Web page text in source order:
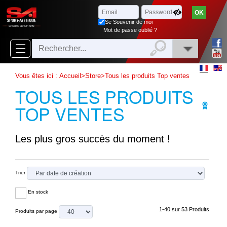
Parcourir
Nouveautés
Promotions
Packs
Top
ventes
Paintball‣
Air
Outdoor
xFermer
Se Souvenir de moi
Mot de passe oublié ?
Vous êtes ici : Accueil >Store>Tous les produits Top ventes
TOUS LES PRODUITS
TOP VENTES
Les plus gros succès du moment !
Trier
En stock
Produits par page 1-40 sur 53 Produits